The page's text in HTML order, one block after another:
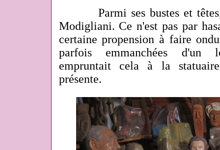
Parmi ses bustes et têtes,
Modigliani. Ce n'est pas par
certaine propension à faire
parfois emmanchées d'un
empruntait cela à la
présente.